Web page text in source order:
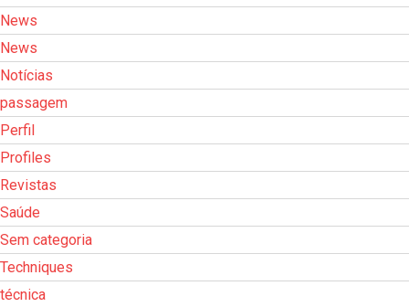
News
News
Notícias
passagem
Perfil
Profiles
Revistas
Saúde
Sem categoria
Techniques
técnica